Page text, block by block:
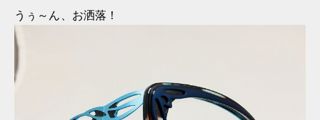
うぅ～ん、お洒落！